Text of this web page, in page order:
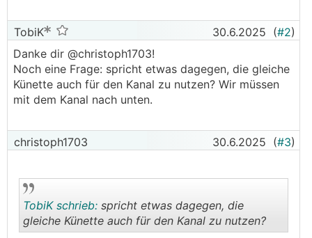
TobiK 30.6.2025 (#2)
Danke dir @­christoph1703!
Noch eine Frage: spricht etwas dagegen, die gleiche
Künette auch für den Kanal zu nutzen? Wir müssen
mit dem Kanal nach unten.
christoph1703 30.6.2025 (#3)
TobiK schrieb: spricht etwas dagegen, die
gleiche Künette auch für den Kanal zu nutzen?